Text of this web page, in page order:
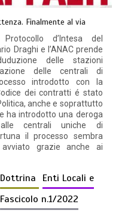
Finalmente al via
d’Intesa del
Draghi e l’ANAC prende
delle stazioni
delle centrali di
introdotto con la
dei contratti é stato
anche e soprattutto
ha introdotto una deroga
centrali uniche di
il processo sembra
avviato grazie anche ai
Dottrina
Enti Locali e
Fascicolo n.1/2022